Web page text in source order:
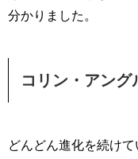
分かりました。
コリン・アング
どんどん進化を続けて